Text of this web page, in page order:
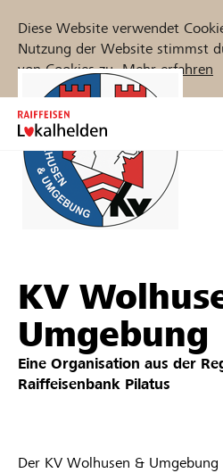
Diese Website verwendet
Nutzung der Website stimmst
von Cookies zu.Mehr erfahren
Zum
Inhalt
springen
Unterstützen
Hilfe & Support
Projekte und Organisationen
Jetzt
KV
Umgebung
Eine Organisation aus der
Raiffeisenbank Pilatus
Der KV Wolhusen &